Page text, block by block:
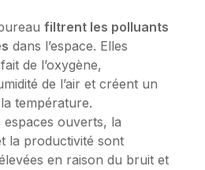
filtrent les polluants
dans l’espace. Elles
de l’oxygène,
de l’air et créent un
température.
espaces ouverts, la
la productivité sont
en raison du bruit et